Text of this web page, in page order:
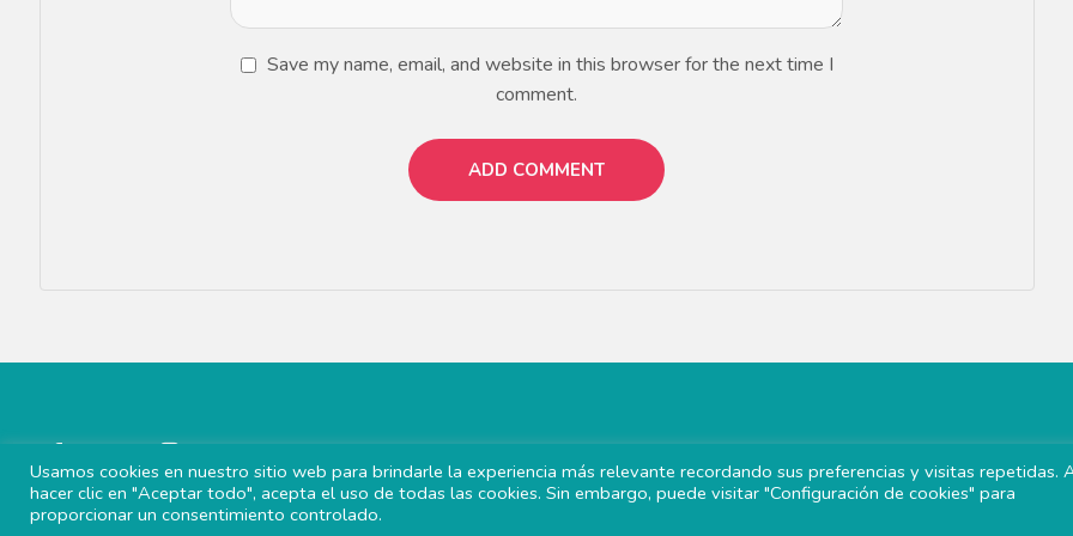
Save my name, email, and website in this browser for the next time I
comment.
Usamos cookies en nuestro sitio web para brindarle la experiencia más relevante recordando sus preferencias y visitas repetidas.
hacer clic en "Aceptar todo", acepta el uso de todas las cookies. Sin embargo, puede visitar "Configuración de cookies" para
proporcionar un consentimiento controlado.